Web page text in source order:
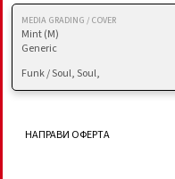
MEDIA GRADING / COVER
Mint (M)
Generic
Funk / Soul, Soul,
НАПРАВИ ОФЕРТА